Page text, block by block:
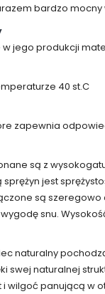
bardzo
jego produkcji
40 st.C
zapewnia
są z
jest
są
snu.
naturalny
swej naturalnej
wilgoć panującą w